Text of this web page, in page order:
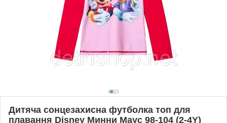
Дитяча сонцезахисна футболка топ для
плавання Disney Минни Маус 98-104 (2-4Y)